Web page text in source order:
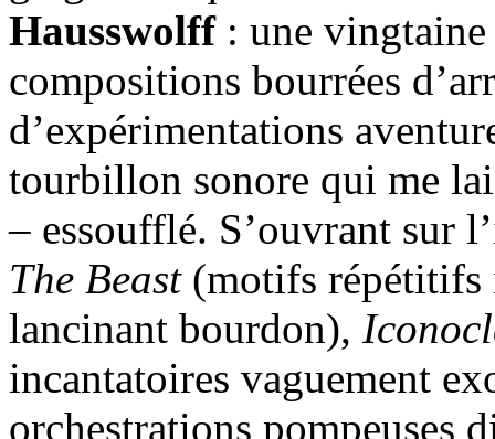
Hausswolff: une vingtaine
compositions bourrées
d’expérimentations
tourbillon sonore qui me
– essoufflé. S’ouvrant sur
The Beast(motifs répétitifs
lancinant bourdon),
incantatoires vaguement
orchestrations pompeuses